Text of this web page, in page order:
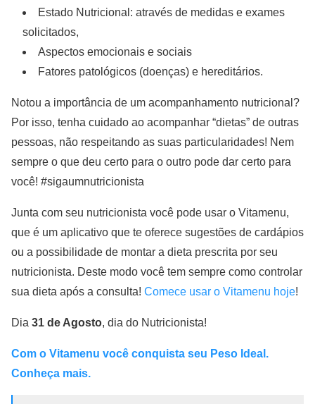
Estado Nutricional: através de medidas e exames
solicitados,
Aspectos emocionais e sociais
Fatores patológicos (doenças) e hereditários.
Notou a importância de um acompanhamento nutricional?
Por isso, tenha cuidado ao acompanhar “dietas” de outras
pessoas, não respeitando as suas particularidades! Nem
sempre o que deu certo para o outro pode dar certo para
você! #sigaumnutricionista
Junta com seu nutricionista você pode usar o Vitamenu,
que é um aplicativo que te oferece sugestões de cardápios
ou a possibilidade de montar a dieta prescrita por seu
nutricionista. Deste modo você tem sempre como controlar
sua dieta após a consulta! Comece usar o Vitamenu hoje!
Dia 31 de Agosto, dia do Nutricionista!
Com o Vitamenu você conquista seu Peso Ideal.
Conheça mais.